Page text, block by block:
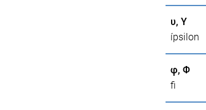
υ, Υ
ípsilon
φ, Φ
fi